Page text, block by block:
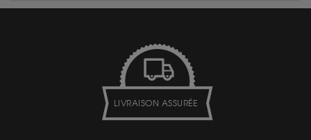
LIVRAISON ASSURÉE